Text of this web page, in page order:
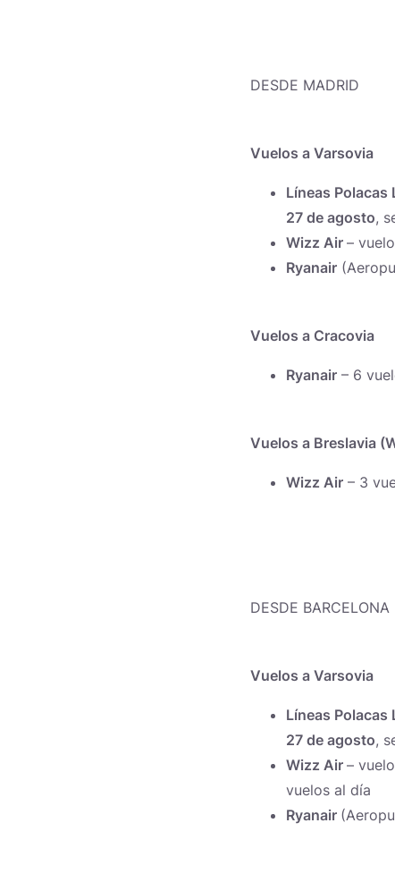
DESDE MADRID
Vuelos a Varsovia
Líneas Polacas
27 de agosto,
Wizz Air –
Ryanair
Vuelos a Cracovia
Ryanair – 6
Vuelos a Breslavia
Wizz Air – 3
DESDE BARCELONA
Vuelos a Varsovia
Líneas Polacas
27 de agosto,
Wizz Air –
vuelos al día
Ryanair